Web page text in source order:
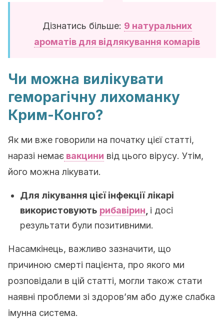
Дізнатись більше: 9 натуральних
ароматів для відлякування комарів
Чи можна вилікувати
геморагічну лихоманку
Крим-Конго?
Як ми вже говорили на початку цієї статті,
наразі немає вакцини від цього вірусу. Утім,
його можна лікувати.
Для лікування цієї інфекції лікарі
використовують рибавірин і досі
результати були позитивними.
Насамкінець, важливо зазначити, що
причиною смерті пацієнта, про якого ми
розповідали в цій статті, могли також стати
наявні проблеми зі здоров’ям або дуже слабка
імунна система.